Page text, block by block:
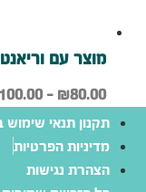
מוצר עם
₪80.00
–
תקנון תנאי
מדיניות הפרטיות
הצהרת נגישות